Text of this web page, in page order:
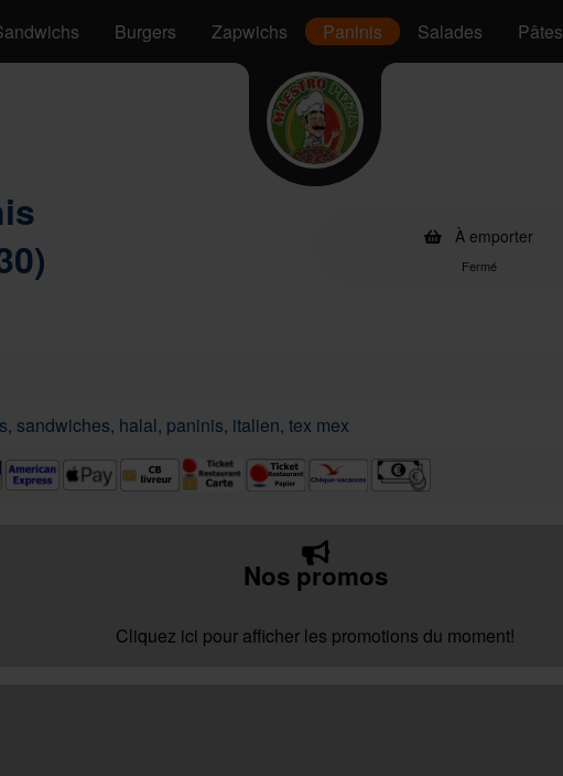
Burgers Zapwichs Paninis Salades Pâtes
À emporter
Fermé
sandwiches, halal, paninis, italien, tex mex
Nos promos
Cliquez ici pour afficher les promotions du moment!